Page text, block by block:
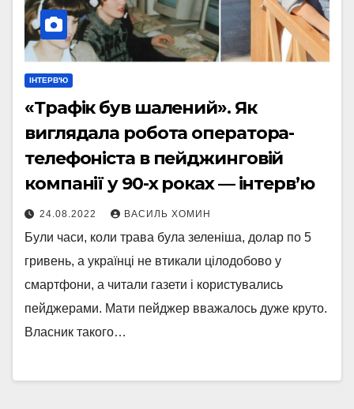
ІНТЕРВ'Ю
«Трафік був шалений». Як
виглядала робота оператора-
телефоніста в пейджинговій
компанії у 90-х роках — інтерв’ю
24.08.2022 ВАСИЛЬ ХОМИН
Були часи, коли трава була зеленіша, долар по 5
гривень, а українці не втикали цілодобово у
смартфони, а читали газети і користувались
пейджерами. Мати пейджер вважалось дуже круто.
Власник такого…